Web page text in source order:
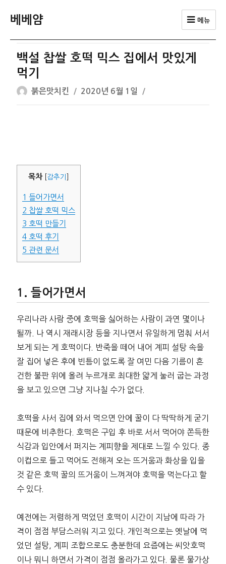
베베얌 메뉴
백설 찹쌀 호떡 믹스 집에서 맛있게
먹기
글
쓴
붉은맛치킨
작
성
2020년 6월 1일
목차 감추기
1 들어가면서
2 찹쌀 호떡 믹스
3 호떡 만들기
4호떡 후기
5 관련 문서
들어가면서
우리나라 사람 중에 호떡을 싫어하는 사람이 과연 몇이나
될까. 나 역시 재래시장 등을 지나면서 유일하게 멈춰 서서
보게 되는 게 호떡이다. 반죽을 떼어 내어 계피 설탕 속을
잘 집어 넣은 후에 빈틈이 없도록 잘 여민 다음 기름이 흔
건한 불판 위에 올려 누르개로 최대한 얇게 눌러 굽는 과정
을 보고 있으면 그냥 지나칠 수가 없다.
호떡을 사서 집에 와서 먹으면 안에 꿀이 다 딱딱하게 굳기
때문에 비추한다. 호떡은 구입 후 바로 서서 먹어야 쫀득한
식감과 입안에서 퍼지는 계피향을 제대로 느낄 수 있다. 종
이컵으로 들고 먹어도 전해져 오는 뜨거움과 화상을 입을
것 같은 호떡 꿀의 뜨거움이 느껴져야 호떡을 먹는다고 할
수 있다.
예전에는 저렴하게 먹었던 호떡이 시간이 지남에 따라 가
격이 점점 부담스러워 지고 있다. 개인적으로는 옛날에 먹
었던 설탕, 계피 조합으로도 충분한데 요즘에는 씨앗호떡
이나 뭐니 하면서 가격이 점점 올라가고 있다. 물론 물가상